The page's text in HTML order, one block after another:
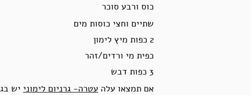
כוס ורבע סוכר
שתיים וחצי כוסות מים
2 כפות מיץ לימון
כפית מי ורדים/זהר
3 כפות דבש
אם תמצאו עלה עטרה- גרניום לימוני יש